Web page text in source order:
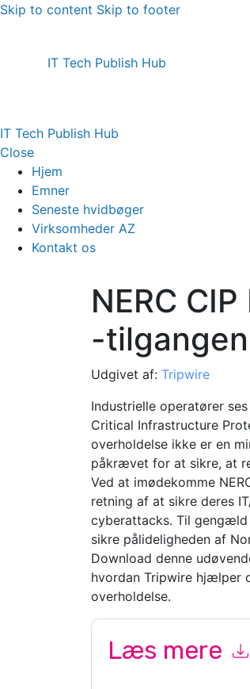
Skip to content Skip to footer
IT Tech Publish Hub
IT Tech Publish Hub
Close
Hjem
Emner
Seneste hvidbøger
Virksomheder AZ
Kontakt os
NERC
-tilgangen
Udgivet af: Tripwire
Industrielle operatører
Critical Infrastructure
overholdelse ikke er en
påkrævet for at sikre, at
Ved at imødekomme
retning af at sikre deres
cyberattacks. Til
sikre pålideligheden af
Download denne
hvordan Tripwire hjælper
overholdelse.
Læs mere